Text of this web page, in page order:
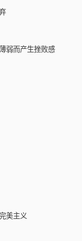
弱而产生挫败感
美主义